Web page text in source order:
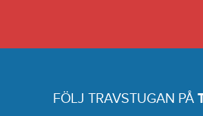
FÖLJ TRAVSTUGAN PÅ